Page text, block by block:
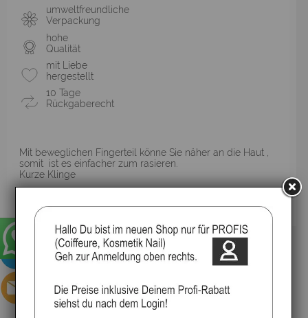
umweltfreundliche
Verpackung
hohe
Qualität
mit Liebe
hergestellt
10 Tage
Rückgaberecht
Mit beweglichen Fingerteil könne Sie näher an die Haut ,
somit ist es einfacher zum rasieren.
Kurze Klinge